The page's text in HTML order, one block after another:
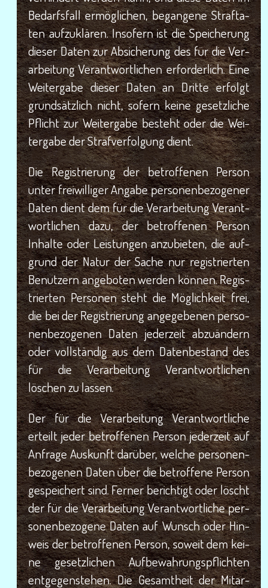
Bedarfs­fall ermög­li­chen, began­ge­ne Straf­ta­
ten auf­zu­klä­ren. Inso­fern ist die Spei­che­rung
die­ser Daten zur Absi­che­rung des für die Ver­
ar­bei­tung Ver­ant­wort­li­chen erfor­der­lich. Eine
Wei­ter­ga­be die­ser Daten an Drit­te erfolgt
grund­sätz­lich nicht, sofern kei­ne gesetz­li­che
Pflicht zur Wei­ter­ga­be besteht oder die Wei­
ter­ga­be der Straf­ver­fol­gung dient.
Die Regis­trie­rung der betrof­fe­nen Per­son
unter frei­wil­li­ger Anga­be per­so­nen­be­zo­ge­ner
Daten dient dem für die Ver­ar­bei­tung Ver­ant­
wort­li­chen dazu, der betrof­fe­nen Per­son
Inhal­te oder Leis­tun­gen anzu­bie­ten, die auf­
grund der Natur der Sache nur regis­trier­ten
Benut­zern ange­bo­ten wer­den kön­nen. Regis­
trier­ten Per­so­nen steht die Mög­lich­keit frei,
die bei der Regis­trie­rung ange­ge­be­nen per­so­
nen­be­zo­ge­nen Daten jeder­zeit abzu­än­dern
oder voll­stän­dig aus dem Daten­be­stand des
für die Ver­ar­bei­tung Ver­ant­wort­li­chen
löschen zu lassen.
Der für die Ver­ar­bei­tung Ver­ant­wort­li­che
erteilt jeder betrof­fe­nen Per­son jeder­zeit auf
Anfra­ge Aus­kunft dar­über, wel­che per­so­nen­
be­zo­ge­nen Daten über die betrof­fe­ne Per­son
gespei­chert sind. Fer­ner berich­tigt oder löscht
der für die Ver­ar­bei­tung Ver­ant­wort­li­che per­
so­nen­be­zo­ge­ne Daten auf Wunsch oder Hin­
weis der betrof­fe­nen Per­son, soweit dem kei­
ne gesetz­li­chen Auf­be­wah­rungs­pflich­ten
ent­ge­gen­ste­hen. Die Gesamt­heit der Mit­ar­